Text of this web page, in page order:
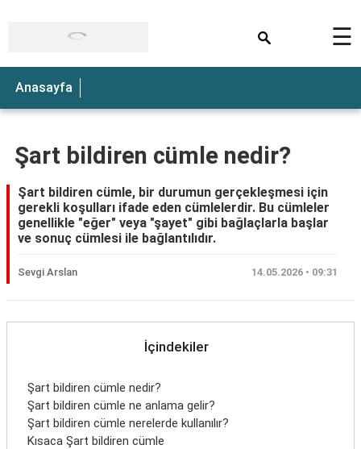
☰
Anasayfa
Şart bildiren cümle nedir?
Şart bildiren cümle, bir durumun gerçekleşmesi için
gerekli koşulları ifade eden cümlelerdir. Bu cümleler
genellikle "eğer" veya "şayet" gibi bağlaçlarla başlar
ve sonuç cümlesi ile bağlantılıdır.
Sevgi Arslan 14.05.2026 • 09:31
İçindekiler
Şart bildiren cümle nedir?
Şart bildiren cümle ne anlama gelir?
Şart bildiren cümle nerelerde kullanılır?
Kısaca Şart bildiren cümle